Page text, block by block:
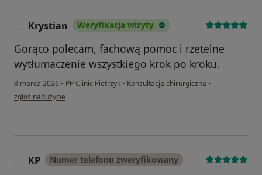
Krystian Weryfikacja wizyty
Gorąco polecam, fachową pomoc i rzetelne
wytłumaczenie wszystkiego krok po kroku.
8 marca 2026 • PP Clinic Pietrzyk • Konsultacja chirurgiczna •
w opinii użytkownika Krystian
zgłoś nadużycie
KP Numer telefonu zweryfikowany